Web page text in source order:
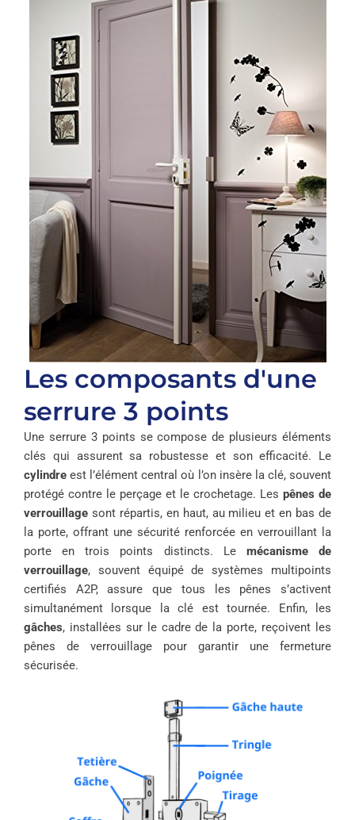
Les composants d'une
serrure 3 points
Une serrure 3 points se compose de plusieurs éléments
clés qui assurent sa robustesse et son efficacité. Le
cylindre est l’élément central où l’on insère la clé, souvent
protégé contre le perçage et le crochetage. Les pênes de
verrouillage sont répartis, en haut, au milieu et en bas de
la porte, offrant une sécurité renforcée en verrouillant la
porte en trois points distincts. Le mécanisme de
verrouillage, souvent équipé de systèmes multipoints
certifiés A2P, assure que tous les pênes s’activent
simultanément lorsque la clé est tournée. Enfin, les
gâches, installées sur le cadre de la porte, reçoivent les
pênes de verrouillage pour garantir une fermeture
sécurisée.